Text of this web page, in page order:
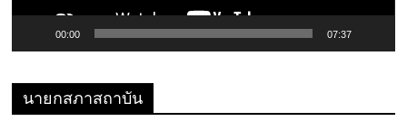
00:00 07:37
นายกสภาสถาบัน